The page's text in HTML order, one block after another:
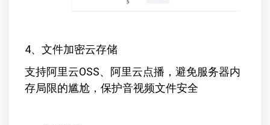
4、文件加密云存储
支持阿里云OSS、阿里云点播，避免服务器内
存局限的尴尬，保护音视频文件安全